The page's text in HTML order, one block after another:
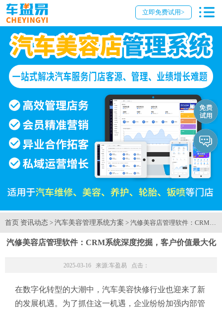
立即免费试用>
首页 资讯动态 > 汽车美容管理系统方案 > 汽修美容店管理软件：CRM系
汽修美容店管理软件：CRM系统深度挖掘，客户价值最大化
2025-03-16 来源:车盈易 点击：
在数字化转型的大潮中，汽车美容快修行业也迎来了新
的发展机遇。为了抓住这一机遇，企业纷纷加强内部管